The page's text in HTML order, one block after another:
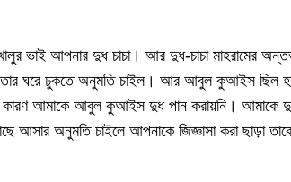
ভাই আপনার দুধ চাচা। আর দুধ-চাচা মাহরামের
তার ঘরে ঢুকতে অনুমতি চাইল। আর আবুল কুআইস ছিল
কারণ আমাকে আবুল কুআইস দুধ পান করায়নি। আমাকে দুধ
অনুমতি চাইলে আপনাকে জিজ্ঞাসা করা ছাড়া